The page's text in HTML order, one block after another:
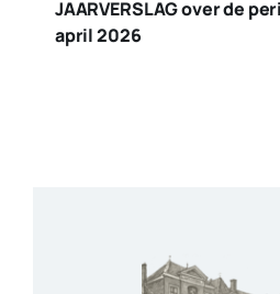
JAARVERSLAG over de
april 2026